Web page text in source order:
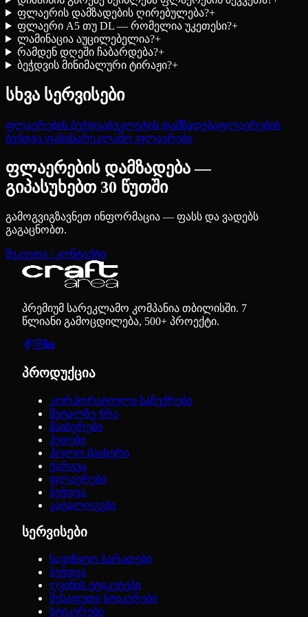
ფლაერის დამზადების ღირებულება?+
ფლაერი A5 თუ DL — რომელია უკეთესი?+
ლამინაცია აუცილებელია?+
რამდენ დღეში ჩაბარდება?+
ბეჭდვის მინიმალური ტირაჟი?+
სხვა სერვისები
ფლაერების ბეჭდვაბუკლეტის დამზადებაფლაერების
ბეჭდვა ფასისარეკლამო ფლაერები
ფლაერების დამზადება —
გიპასუხებთ 30 წუთში
გამოგვიგზავნეთ ინფორმაცია — ფასს და ვადებს
გაგაცნობთ.
შეკვეთა / კონტაქტი
პრემიუმ სარეკლამო კომპანია თბილისში. 7
წლიანი გამოცდილება, 500+ პროექტი.
პროდუქცია
კორპორატიული საჩუქრები
მეტალზე ჭრა
მაისურები
ჰუდები
პოლო მაისური
ქარგვა
ფლაერები
ბეჭდვა
კატალოგები
სერვისები
სავიზიტო ბარათები
ბეჭდვა
ღვინის ეტიკეტები
შესაფუთი სტიკერები
სტიკერები